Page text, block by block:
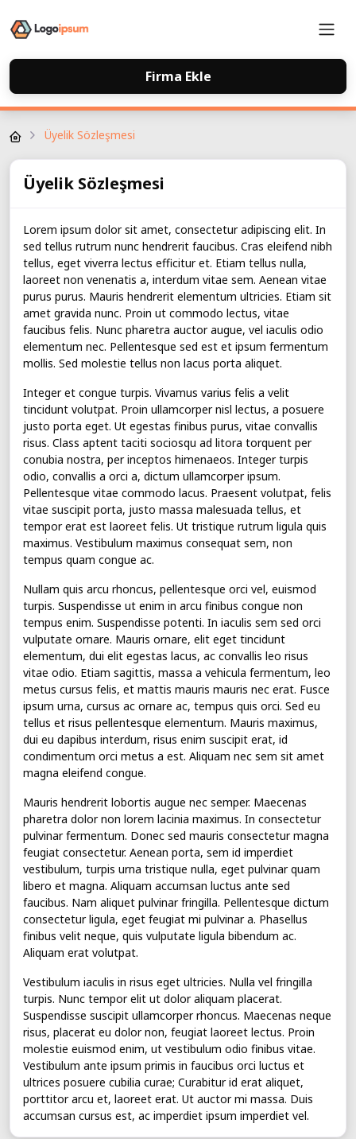
Firma Ekle
Firma Rehberi
Üyelik Sözleşmesi
Üyelik Sözleşmesi
Lorem ipsum dolor sit amet, consectetur adipiscing elit. In
sed tellus rutrum nunc hendrerit faucibus. Cras eleifend nibh
tellus, eget viverra lectus efficitur et. Etiam tellus nulla,
laoreet non venenatis a, interdum vitae sem. Aenean vitae
purus purus. Mauris hendrerit elementum ultricies. Etiam sit
amet gravida nunc. Proin ut commodo lectus, vitae
faucibus felis. Nunc pharetra auctor augue, vel iaculis odio
elementum nec. Pellentesque sed est et ipsum fermentum
mollis. Sed molestie tellus non lacus porta aliquet.
Integer et congue turpis. Vivamus varius felis a velit
tincidunt volutpat. Proin ullamcorper nisl lectus, a posuere
justo porta eget. Ut egestas finibus purus, vitae convallis
risus. Class aptent taciti sociosqu ad litora torquent per
conubia nostra, per inceptos himenaeos. Integer turpis
odio, convallis a orci a, dictum ullamcorper ipsum.
Pellentesque vitae commodo lacus. Praesent volutpat, felis
vitae suscipit porta, justo massa malesuada tellus, et
tempor erat est laoreet felis. Ut tristique rutrum ligula quis
maximus. Vestibulum maximus consequat sem, non
tempus quam congue ac.
Nullam quis arcu rhoncus, pellentesque orci vel, euismod
turpis. Suspendisse ut enim in arcu finibus congue non
tempus enim. Suspendisse potenti. In iaculis sem sed orci
vulputate ornare. Mauris ornare, elit eget tincidunt
elementum, dui elit egestas lacus, ac convallis leo risus
vitae odio. Etiam sagittis, massa a vehicula fermentum, leo
metus cursus felis, et mattis mauris mauris nec erat. Fusce
ipsum urna, cursus ac ornare ac, tempus quis orci. Sed eu
tellus et risus pellentesque elementum. Mauris maximus,
dui eu dapibus interdum, risus enim suscipit erat, id
condimentum orci metus a est. Aliquam nec sem sit amet
magna eleifend congue.
Mauris hendrerit lobortis augue nec semper. Maecenas
pharetra dolor non lorem lacinia maximus. In consectetur
pulvinar fermentum. Donec sed mauris consectetur magna
feugiat consectetur. Aenean porta, sem id imperdiet
vestibulum, turpis urna tristique nulla, eget pulvinar quam
libero et magna. Aliquam accumsan luctus ante sed
faucibus. Nam aliquet pulvinar fringilla. Pellentesque dictum
consectetur ligula, eget feugiat mi pulvinar a. Phasellus
finibus velit neque, quis vulputate ligula bibendum ac.
Aliquam erat volutpat.
Vestibulum iaculis in risus eget ultricies. Nulla vel fringilla
turpis. Nunc tempor elit ut dolor aliquam placerat.
Suspendisse suscipit ullamcorper rhoncus. Maecenas neque
risus, placerat eu dolor non, feugiat laoreet lectus. Proin
molestie euismod enim, ut vestibulum odio finibus vitae.
Vestibulum ante ipsum primis in faucibus orci luctus et
ultrices posuere cubilia curae; Curabitur id erat aliquet,
porttitor arcu et, laoreet erat. Ut auctor mi massa. Duis
accumsan cursus est, ac imperdiet ipsum imperdiet vel.